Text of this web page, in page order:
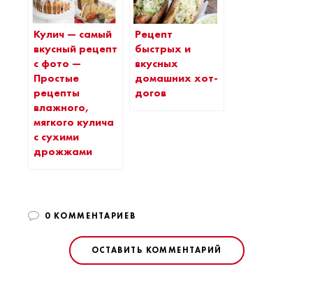
Кулич — самый
вкусный рецепт
с фото —
Простые
рецепты
влажного,
мягкого кулича
с сухими
дрожжами
Рецепт
быстрых и
вкусных
домашних хот-
догов
0 КОММЕНТАРИЕВ
ОСТАВИТЬ КОММЕНТАРИЙ